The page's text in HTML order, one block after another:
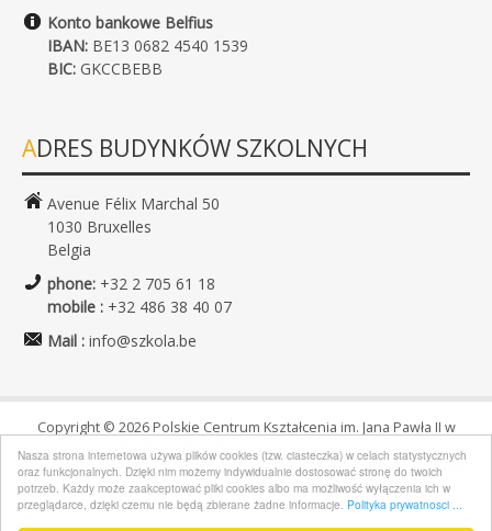
Nasza strona internetowa używa plików cookies (tzw. ciasteczka) w celach statystycznych
oraz funkcjonalnych. Dzięki nim możemy indywidualnie dostosować stronę do twoich
potrzeb. Każdy może zaakceptować pliki cookies albo ma możliwość wyłączenia ich w
przeglądarce, dzięki czemu nie będą zbierane żadne informacje. Polityka prywatnosci ...
Konto bankowe Belfius
IBAN: BE13 0682 4540 1539
BIC: GKCCBEBB
ADRES BUDYNKÓW SZKOLNYCH
Avenue Félix Marchal 50
1030 Bruxelles
Belgia
phone: +32 2 705 61 18
mobile : +32 486 38 40 07
Mail : info@szkola.be
Copyright © 2026 Polskie Centrum Kształcenia im. Jana Pawła II w
Brukseli. Wszelkie prawa zastrzeżone.
Joomla!jest wolnym oprogramowaniem wydanym na warunkachGNU
Powszechnej Licencji Publicznej.